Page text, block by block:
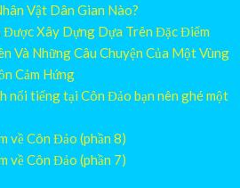
Vật Dân Gian Nào?
Được Xây Dựng Dựa Trên Đặc Điểm
Và Những Câu Chuyện Của Một Vùng
Cảm Hứng
nổi tiếng tại Côn Đảo bạn nên ghé một
về Côn Đảo (phần 8)
về Côn Đảo (phần 7)